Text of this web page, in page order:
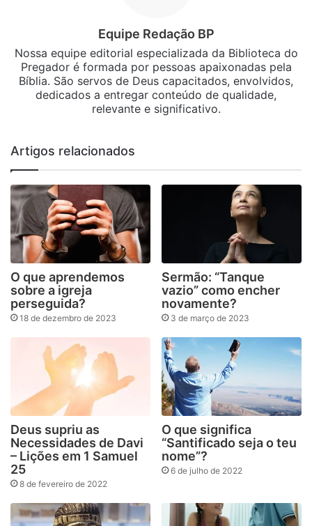
Equipe Redação BP
Nossa equipe editorial especializada da Biblioteca do
Pregador é formada por pessoas apaixonadas pela
Bíblia. São servos de Deus capacitados, envolvidos,
dedicados a entregar conteúdo de qualidade,
relevante e significativo.
Artigos relacionados
O que aprendemos
sobre a igreja
perseguida?
18 de dezembro de 2023
Sermão: “Tanque
vazio” como encher
novamente?
3 de março de 2023
Deus supriu as
Necessidades de Davi
– Lições em 1 Samuel
25
8 de fevereiro de 2022
O que significa
“Santificado seja o teu
nome”?
6 de julho de 2022